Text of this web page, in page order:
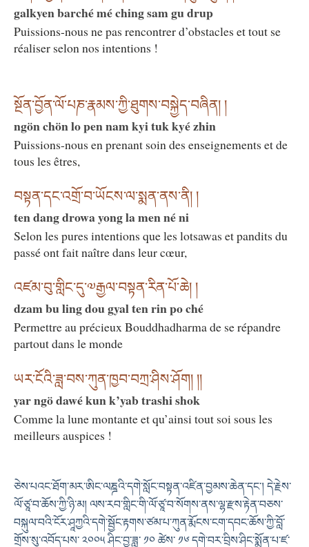
galkyen barché mé ching sam gu drup
Puissions-nous ne pas rencontrer d’obstacles et tout se
réaliser selon nos intentions !
སྔོན་བྱོན་ལོ་པཎ་རྣམས་ཀྱི་ཐུགས་བསྐྱེད་བཞིན། །
ngön chön lo pen nam kyi tuk kyé zhin
Puissions-nous en prenant soin des enseignements et de
tous les êtres,
བསྟན་དང་འགྲོ་བ་ཡོངས་ལ་སྨན་ནས་ནི། །
ten dang drowa yong la men né ni
Selon les pures intentions que les lotsawas et pandits du
passé ont fait naître dans leur cœur,
འཛམ་བུ་གླིང་དུ་༧རྒྱལ་བསྟན་རིན་པོ་ཆེ། །
dzam bu ling dou gyal ten rin po ché
Permettre au précieux Bouddhadharma de se répandre
partout dans le monde
ཡར་ངོའི་ཟླ་བས་ཀུན་ཁྱབ་བཀྲ་ཤིས་ཤོག། །།
yar ngö dawé kun k’yab trashi shok
Comme la lune montante et qu’ainsi tout soi sous les
meilleurs auspices !
ཅེས་པའང་ཐོག་མར་ཨིང་ལཎྜའི་དགེ་སློང་བསྟན་འཛིན་བྱམས་ཆེན་དང༌། དེ་རྗེས་
ལོ་ཙཱ་བ་ཆོས་ཀྱི་ཉི་མ། ལས་རབ་གླིང་གི་ལོ་ཙཱ་བ་སོགས་ནས་ལྷ་རྫས་རྟེན་བཅས་
བསྐུལ་བའི་ངོར་ཤཱཀྱའི་དགེ་སྦྱོང་རྟགས་ཙམ་པ་ཀུན་རྨོངས་ངག་དབང་ཆོས་ཀྱི་བློ་
གྲོས་སུ་འབོད་པས་ ༢༠༠༥ ཤིང་བྱ་ཟླ་ ༡༠ ཚེས་ ༡༦ དགེ་བར་བྲིས་ཤིང་སྨོན་པ་ཛ་